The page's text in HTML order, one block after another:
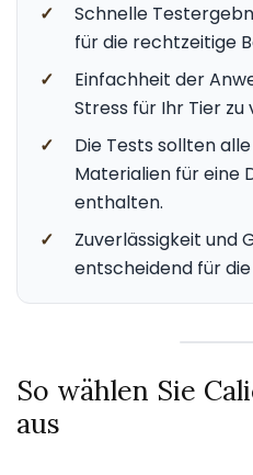
✓
Schnelle
für die rechtzeitige
✓
Einfachheit der
Stress für Ihr Tier zu
✓
Die Tests sollten
Materialien für eine
enthalten.
✓
Zuverlässigkeit und
entscheidend für die
So wählen Sie
aus